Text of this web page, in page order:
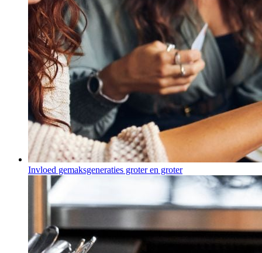
Invloed gemaksgeneraties groter en groter